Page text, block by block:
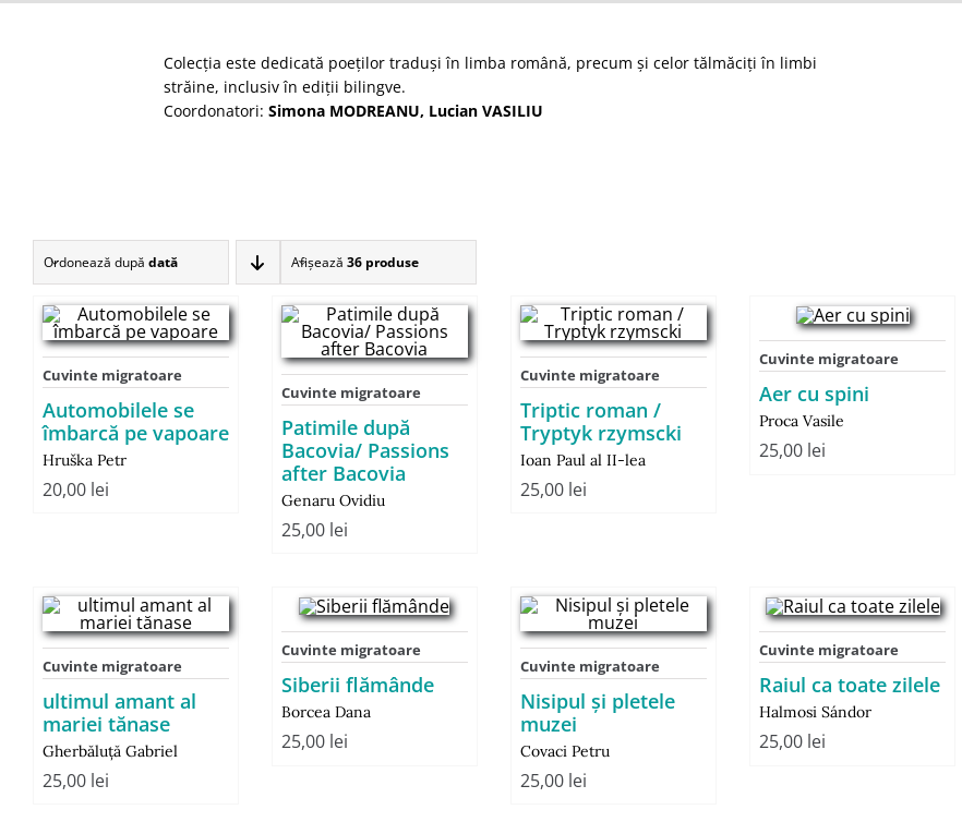
Colecţia este dedicată poeţilor traduşi în limba română, precum şi celor tălmăciţi în limbi
străine, inclusiv în ediţii bilingve.
Coordonatori:Simona MODREANU, Lucian VASILIU
Ordonează după dată Afişează 36 produse
Cuvinte migratoare
Automobilele se
îmbarcă pe vapoare
Hruška Petr
20,00 lei
Cuvinte migratoare
Patimile după
Bacovia/ Passions
after Bacovia
Genaru Ovidiu
25,00 lei
Cuvinte migratoare
Triptic roman /
Tryptyk rzymscki
Ioan Paul al II-lea
25,00 lei
Cuvinte migratoare
Aer cu spini
Proca Vasile
25,00 lei
Cuvinte migratoare
ultimul amant al
mariei tănase
Gherbăluţă Gabriel
25,00 lei
Cuvinte migratoare
Siberii flămânde
Borcea Dana
25,00 lei
Cuvinte migratoare
Nisipul și pletele
muzei
Covaci Petru
25,00 lei
Cuvinte migratoare
Raiul ca toate zilele
Halmosi Sándor
25,00 lei